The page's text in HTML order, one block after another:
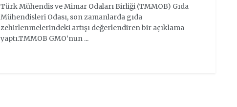
Türk Mühendis ve Mimar Odaları Birliği (TMMOB) Gıda
Mühendisleri Odası, son zamanlarda gıda
zehirlenmelerindeki artışı değerlendiren bir açıklama
yaptı.TMMOB GMO’nun ...